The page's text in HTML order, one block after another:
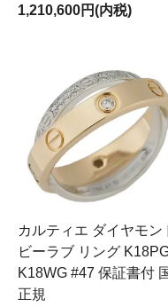
1,210,600円(内税)
カルティエ ダイヤモン
ビーラブ リング
K18WG #47 保証書付
正規